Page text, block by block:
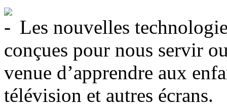
Les nouvelles
conçues pour nous servir
venue d’apprendre aux
télévision et autres écrans.